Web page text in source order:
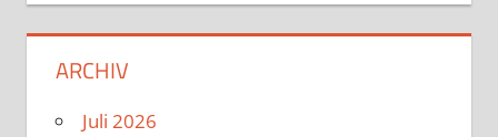
ARCHIV
Juli 2026